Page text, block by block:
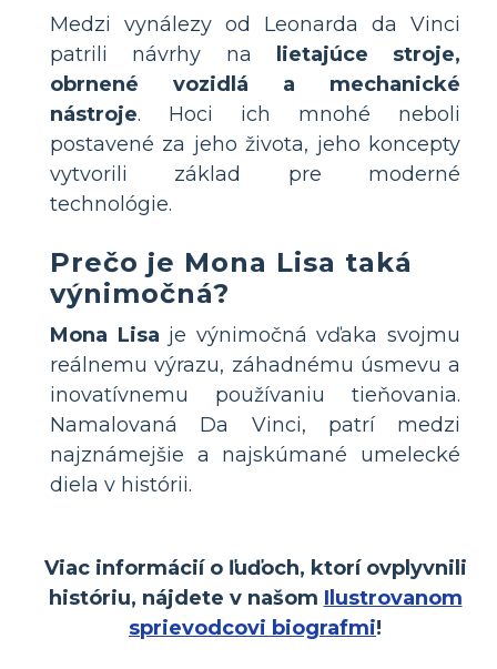
Medzi vynálezy od Leonarda da Vinci
patrili návrhy na
lietajúce stroje,
obrnené vozidlá a mechanické
nástroje. Hoci ich mnohé neboli
postavené za jeho života, jeho koncepty
vytvorili základ pre moderné
technológie.
Prečo je Mona Lisa taká
výnimočná?
Mona Lisa je výnimočná vďaka svojmu
reálnemu výrazu, záhadnému úsmevu a
inovatívnemu používaniu tieňovania.
Namalovaná Da Vinci, patrí medzi
najznámejšie a najskúmané umelecké
diela v histórii.
Viac informácií o ľuďoch, ktorí ovplyvnili
históriu, nájdete v našom Ilustrovanom
sprievodcovi biografmi!